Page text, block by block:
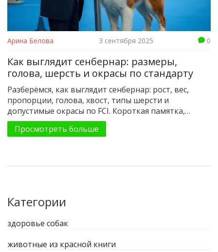
Арина Белова 3 сентября 2025 0
Как выглядит сенбернар: размеры,
голова, шерсть и окрасы по стандарту
Разберёмся, как выглядит сенбернар: рост, вес,
пропорции, голова, хвост, типы шерсти и
допустимые окрасы по FCI. Короткая памятка,
таблицы, подсказки и FAQ.
Просмотреть больше
Категории
здоровье собак
животные из красной книги